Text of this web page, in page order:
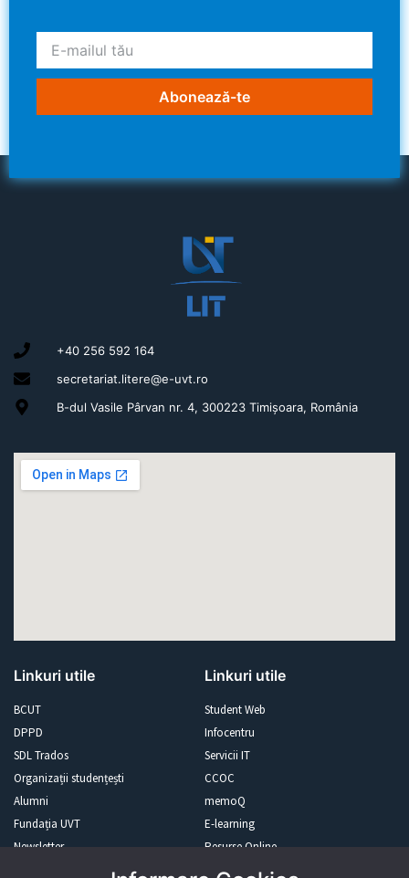
Abonează-te
+40 256 592 164
secretariat.litere@e-uvt.ro
B-dul Vasile Pârvan nr. 4, 300223 Timișoara, România
Linkuri utile
BCUT
DPPD
SDL Trados
Organizații studențești
Alumni
Fundația UVT
Newsletter
Linkuri utile
Student Web
Infocentru
Servicii IT
CCOC
memoQ
E-learning
Resurse Online